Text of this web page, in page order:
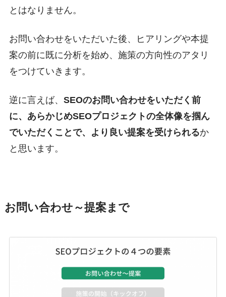
とはなりません。
お問い合わせをいただいた後、ヒアリングや本提
案の前に既に分析を始め、施策の方向性のアタリ
をつけていきます。
逆に言えば、 SEOのお問い合わせをいただく前
に、あらかじめSEOプロジェクトの全体像を掴ん
でいただくことで、より良い提案を受けられるか
と思います。
お問い合わせ～提案まで